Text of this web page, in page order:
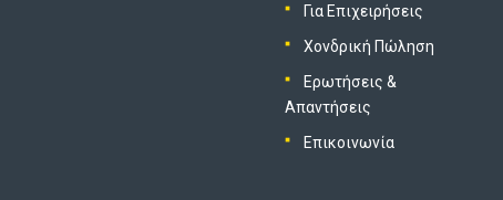
Για Επιχειρήσεις
Χονδρική Πώληση
Ερωτήσεις &
Απαντήσεις
Επικοινωνία